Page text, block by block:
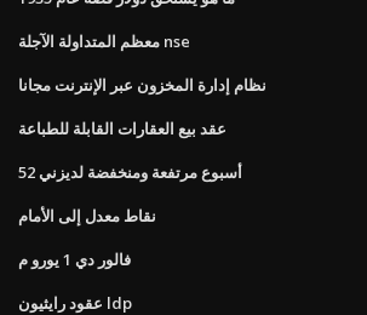
معظم المتداولة الآجلة nse
نظام إدارة المخزون عبر الإنترنت مجانا
عقد بيع العقارات القابلة للطباعة
52 أسبوع مرتفعة ومنخفضة لديزني
نقاط معدل إلى الأمام
فالور دي 1 يورو م
عقود رايثيون ldp